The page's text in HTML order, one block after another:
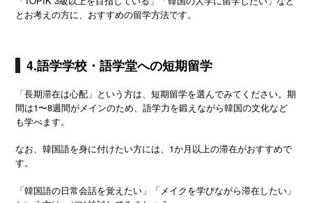
とお考えの方に、おすすめの留学方法です。
4.語学学校・語学堂への短期留学
「長期滞在は心配」という方は、短期留学を選んでみてください。期
間は1〜8週間がメインのため、語学力を鍛えながら韓国の文化など
も学べます。
なお、韓国語を身に付けたい方には、1か月以上の滞在がおすすめで
す。
「韓国語の日常会話を覚えたい」「メイクを学びながら滞在したい」